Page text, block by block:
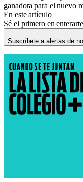
ganadora para el nuevo
En este artículo
Sé el primero en
Suscríbete a alertas de